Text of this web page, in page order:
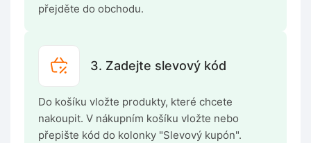
přejděte do obchodu.
3. Zadejte slevový kód
Do košíku vložte produkty, které chcete
nakoupit. V nákupním košíku vložte nebo
přepište kód do kolonky "Slevový kupón".